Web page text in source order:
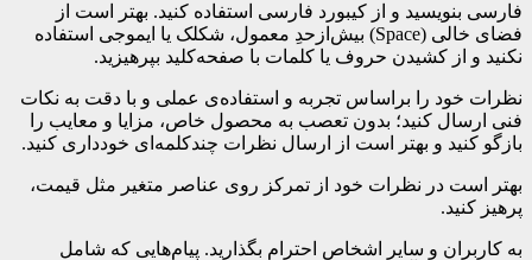
فارسی بنویسید و از کیبورد فارسی استفاده کنید. بهتر است از
فضای خالی (Space) بیش‌از‌حدِ معمول، شکلک یا ایموجی استفاده
نکنید و از کشیدن حروف یا کلمات با صفحه‌کلید بپرهیزید.
نظرات خود را براساس تجربه و استفاده‌ی عملی و با دقت به نکات
فنی ارسال کنید؛ بدون تعصب به محصول خاص، مزایا و معایب را
بازگو کنید و بهتر است از ارسال نظرات چندکلمه‌‌ای خودداری کنید.
بهتر است در نظرات خود از تمرکز روی عناصر متغیر مثل قیمت،
پرهیز کنید.
به کاربران و سایر اشخاص احترام بگذارید. پیام‌هایی که شامل